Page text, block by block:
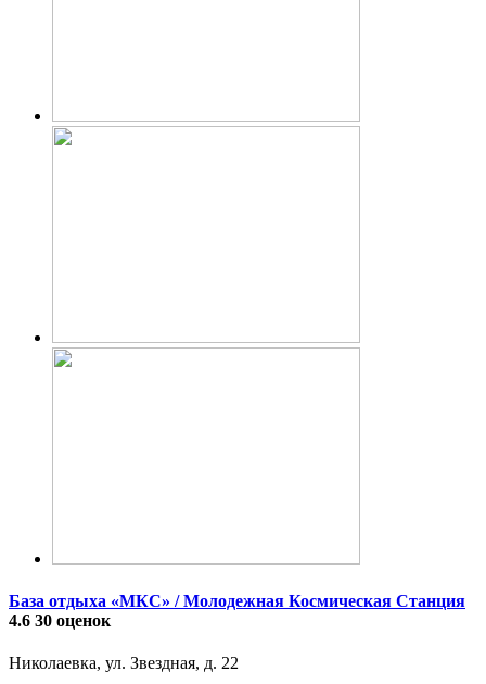
База отдыха «МКС» / Молодежная Космическая Станция
4.6 30 оценок
Николаевка, ул. Звездная, д. 22